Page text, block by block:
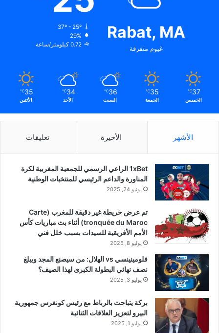
Rabat, MA
غيوم متفرقة
37º - 25º
29%
0.72 كيلومتر/ساعة
37
℃
الخميس
35
℃
الجمعة
36
℃
السبت
34
℃
الأحد
35
℃
الأثنين
الأشهر الأخيرة تعليقات
1xBet الراعي الرسمي للجمعية المغربية لكرة
المناورة والداعم الرئيسي للمنتخبات الوطنية
يونيو 24, 2025
تم عرض خريطة غير دقيقة للمغرب (Carte
tronquée du Maroc) أثناء بث مباريات كأس
الأمم الأفريقية للسيدات بسبب خلل فني
يوليو 8, 2025
فلومينينسي vs الهلال: من سيصنع المجد ويبلغ
نصف نهائي البطولة الكبرى لهذا الصيف؟
يوليو 3, 2025
بركة يتباحث بالرباط مع رئيس كونغرس جمهورية
البيرو لتعزيز العلاقات الثنائية
يوليو 1, 2025